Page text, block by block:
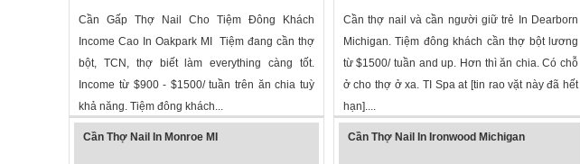
Cần Gấp Thợ Nail Cho Tiệm Đông Khách
Income Cao In Oakpark MI Tiệm đang cần thợ
bột, TCN, thợ biết làm everything càng tốt.
Income từ $900 - $1500/ tuần trên ăn chia tuỳ
khả năng. Tiệm đông khách...
Cần thợ nail và cần người giữ trẻ In Dearborn
Michigan. Tiệm đông khách cần thợ bột lương
từ $1500/ tuần and up. Hơn thì ăn chia. Có chỗ
ở cho thợ ở xa. TI Spa at [tin rao vặt này đã hết
hạn]....
Cần Thợ Nail In Monroe MI Cần Thợ Nail In Ironwood Michigan